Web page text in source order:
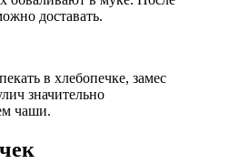
доставать.
в хлебопечке, замес
значительно
чаши.